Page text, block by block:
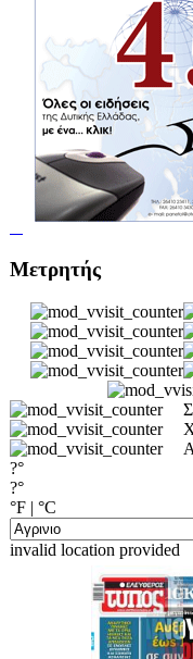
Μετρητής
?°
?°
°F | °C
invalid location provided